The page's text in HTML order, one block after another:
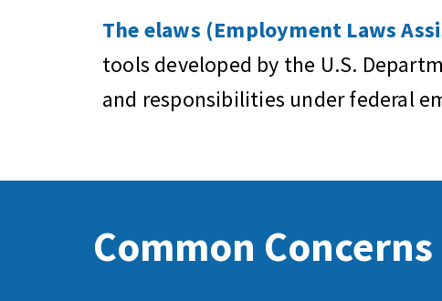
The elaws (Employment Laws
tools developed by the U.S.
and responsibilities under federal
Common Concerns